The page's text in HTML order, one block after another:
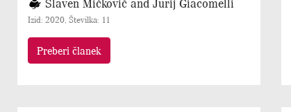
Slaven Mićković and Jurij Giacomelli
Izid: 2020, Številka: 11
Preberi članek